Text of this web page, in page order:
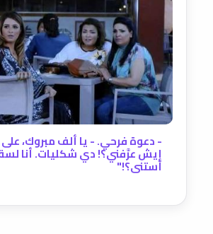
- دعوة فرحي. - يا ألف مبروك، على
إيش عرَّفني؟! دي شكليات. أنا
أستنى؟!"